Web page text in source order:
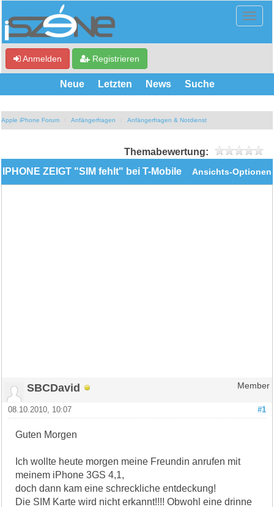
Anmelden Registrieren
Neue Letzten News Suche
Apple iPhone Forum Anfängerfragen Anfängerfragen & Notdienst
Themabewertung:
Ansichts-Optionen
IPHONE ZEIGT "SIM fehlt" bei T-Mobile
SBCDavid Member
#1
08.10.2010, 10:07
Guten Morgen
Ich wollte heute morgen meine Freundin anrufen mit
meinem iPhone 3GS 4,1,
doch dann kam eine schreckliche entdeckung!
Die SIM Karte wird nicht erkannt!!!! Obwohl eine drinne